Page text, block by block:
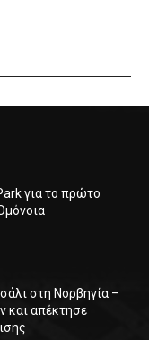
για το πρώτο
στη Νορβηγία –
και απέκτησε